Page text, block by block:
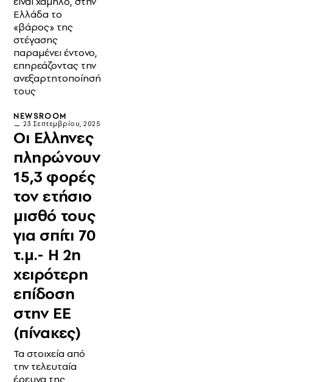
Ελλάδα το
«βάρος» της
στέγασης
παραμένει έντονο,
επηρεάζοντας την
ανεξαρτητοποίησή
τους
NEWSROOM
23 Σεπτεμβρίου, 2025
Οι Ελληνες
πληρώνουν
15,3 φορές
τον ετήσιο
μισθό τους
για σπίτι 70
τ.μ.- Η 2η
χειρότερη
επίδοση
στην ΕΕ
(πίνακες)
Τα στοιχεία από
την τελευταία
έρευνα της